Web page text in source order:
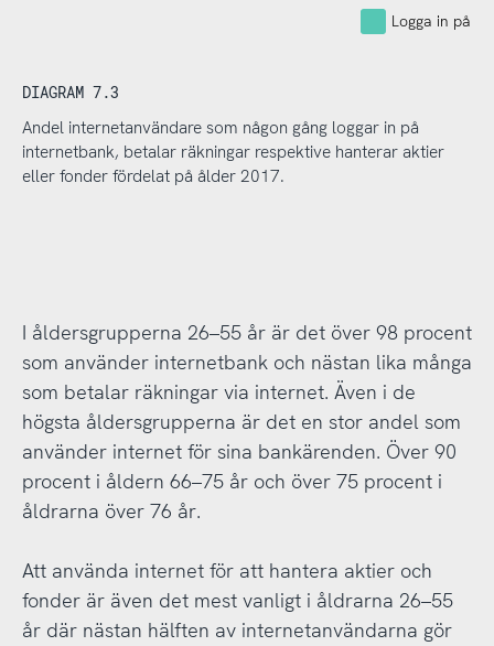
Logga in på
DIAGRAM 7.3
Andel internetanvändare som någon gång loggar in på
internetbank, betalar räkningar respektive hanterar aktier
eller fonder fördelat på ålder 2017.
I åldersgrupperna 26–55 år är det över 98 procent
som använder internetbank och nästan lika många
som betalar räkningar via internet. Även i de
högsta åldersgrupperna är det en stor andel som
använder internet för sina bankärenden. Över 90
procent i åldern 66–75 år och över 75 procent i
åldrarna över 76 år.
Att använda internet för att hantera aktier och
fonder är även det mest vanligt i åldrarna 26–55
år där nästan hälften av internetanvändarna gör